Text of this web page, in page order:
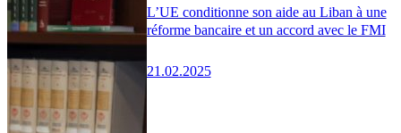
L’UE conditionne son aide au Liban à une
réforme bancaire et un accord avec le FMI
21.02.2025